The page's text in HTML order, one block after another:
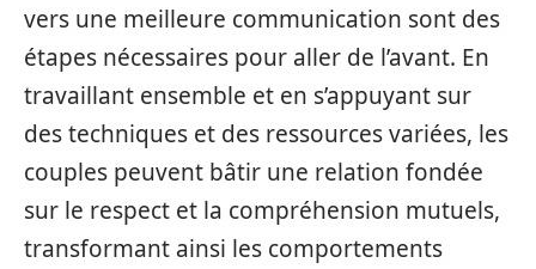
vers une meilleure communication sont des
étapes nécessaires pour aller de l’avant. En
travaillant ensemble et en s’appuyant sur
des techniques et des ressources variées, les
couples peuvent bâtir une relation fondée
sur le respect et la compréhension mutuels,
transformant ainsi les comportements